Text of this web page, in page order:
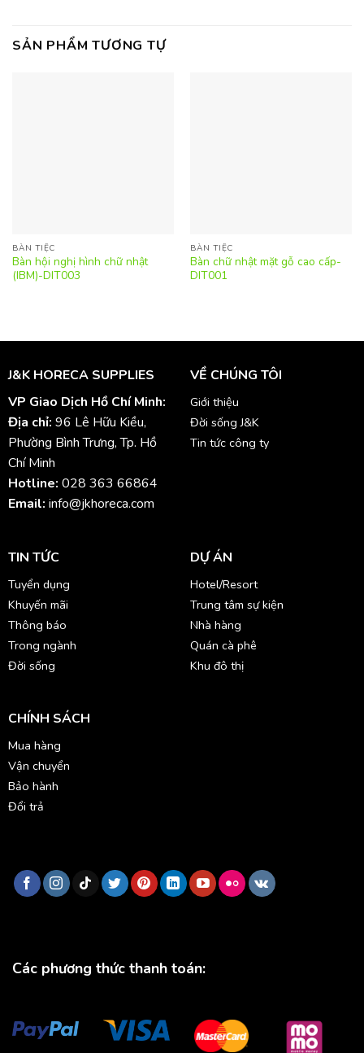
SẢN PHẨM TƯƠNG TỰ
BÀN TIỆC
Bàn hội nghị hình chữ nhật
(IBM)-DIT003
BÀN TIỆC
Bàn chữ nhật mặt gỗ cao cấp-
DIT001
J&K HORECA SUPPLIES
VP Giao Dịch Hồ Chí Minh:
Địa chỉ: 96 Lê Hữu Kiều,
Phường Bình Trưng, Tp. Hồ
Chí Minh
Hotline: 028 363 66864
Email: info@jkhoreca.com
VỀ CHÚNG TÔI
Giới thiệu
Đời sống J&K
Tin tức công ty
TIN TỨC
Tuyển dụng
Khuyến mãi
Thông báo
Trong ngành
Đời sống
DỰ ÁN
Hotel/Resort
Trung tâm sự kiện
Nhà hàng
Quán cà phê
Khu đô thị
CHÍNH SÁCH
Mua hàng
Vận chuyển
Bảo hành
Đổi trả
Các phương thức thanh toán: